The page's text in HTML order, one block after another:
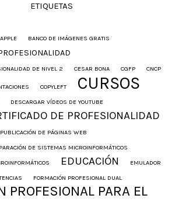
ETIQUETAS
APPLE BANCO DE IMÁGENES GRATIS
DE NIVEL 2 CESAR BONA CGFP CNCP
COPYLEFT CURSOS
DESCARGAR VÍDEOS DE YOUTUBE
DE PROFESIONALIDAD
DE PÁGINAS WEB
DE SISTEMAS MICROINFORMÁTICOS
EDUCACIÓN
EMULADOR
FORMACIÓN PROFESIONAL DUAL
PROFESIONAL PARA EL